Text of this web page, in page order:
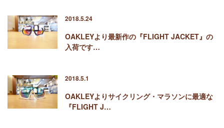
2018.5.24
OAKLEYより最新作の『FLIGHT JACKET』の
入荷です…
2018.5.1
OAKLEYよりサイクリング・マラソンに最適な
『FLIGHT J…